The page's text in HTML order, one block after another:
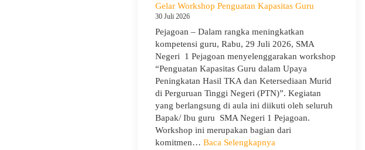
Gelar Workshop Penguatan Kapasitas Guru
30 Juli 2026
Pejagoan – Dalam rangka meningkatkan
kompetensi guru, Rabu, 29 Juli 2026, SMA
Negeri 1 Pejagoan menyelenggarakan workshop
“Penguatan Kapasitas Guru dalam Upaya
Peningkatan Hasil TKA dan Ketersediaan Murid
di Perguruan Tinggi Negeri (PTN)”. Kegiatan
yang berlangsung di aula ini diikuti oleh seluruh
Bapak/ Ibu guru SMA Negeri 1 Pejagoan.
Workshop ini merupakan bagian dari
komitmen… Baca Selengkapnya: